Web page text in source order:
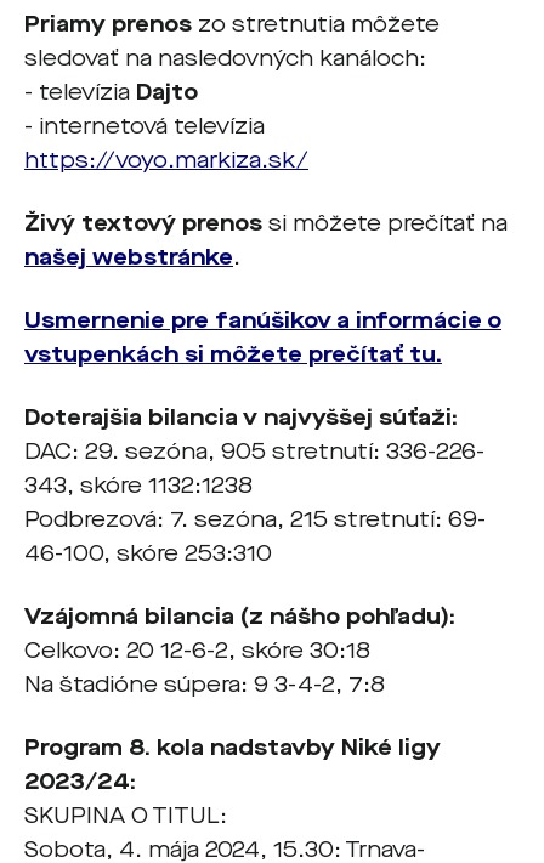
Priamy prenos zo stretnutia môžete
sledovať na nasledovných kanáloch:
- televízia Dajto
- internetová televízia
https://voyo.markiza.sk/
Živý textový prenos si môžete prečítať na
našej webstránke.
Usmernenie pre fanúšikov a informácie o
vstupenkách si môžete prečítať tu.
Doterajšia bilancia v najvyššej súťaži:
DAC: 29. sezóna, 905 stretnutí: 336-226-
343, skóre 1132:1238
Podbrezová: 7. sezóna, 215 stretnutí: 69-
46-100, skóre 253:310
Vzájomná bilancia (z nášho pohľadu):
Celkovo: 20 12-6-2, skóre 30:18
Na štadióne súpera: 9 3-4-2, 7:8
Program 8. kola nadstavby Niké ligy
2023/24:
SKUPINA O TITUL:
Sobota, 4. mája 2024, 15.30: Trnava-